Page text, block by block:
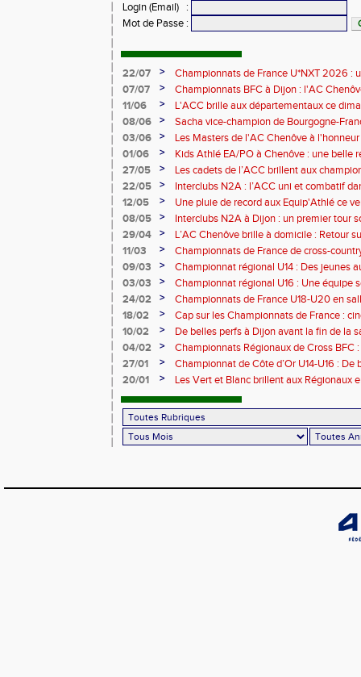
Login (Email)
:
Mot de Passe :
22/07 >
Championnats de France U*NXT 2026 :
d'enseignements pour nos deux cadets
07/07 >
Championnats BFC à Dijon : l'AC
des conditions exceptionnelles
11/06 >
L'ACC brille aux départementaux ce
08/06
>
Sacha vice-champion de Bourgogne-
recordman du club au décathlon
03/06 >
Les Masters de l'AC Chenôve à
Bourgogne-Franche-Comté à Dole
01/06 >
Kids Athlé EA/PO à Chenôve : une belle
27/05
>
Les cadets de l’ACC brillent aux
Dijon
22/05 >
Interclubs N2A : l’ACC uni et combatif
12/05
>
Une pluie de record aux Equip'Athlé ce
08/05
>
Interclubs N2A à Dijon : un premier tour
29/04
>
L’AC Chenôve brille à domicile : Retour
11/03
>
Championnats de France de cross-
Carhaix
09/03 >
Championnat régional U14 : Des jeunes
03/03
>
Championnat régional U16 : Une équipe
24/02
>
Championnats de France U18-U20 en
sommet
18/02 >
Cap sur les Championnats de France :
Sarrebourg
10/02 >
De belles perfs à Dijon avant la fin de la
04/02
>
Championnats Régionaux de Cross BFC
Vesoul
27/01 >
Championnat de Côte d’Or U14-U16 :
jeunes !
20/01 > Les Vert et Blanc brillent aux Régionaux